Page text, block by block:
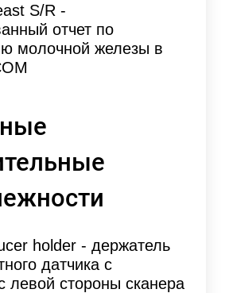
S/R -
отчет по
молочной железы в
holder - держатель
датчика с
левой стороны сканера